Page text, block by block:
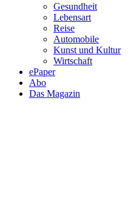
Gesundheit
Lebensart
Reise
Automobile
Kunst und Kultur
Wirtschaft
ePaper
Abo
Das Magazin